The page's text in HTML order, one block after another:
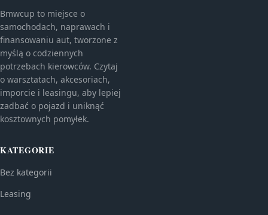
Bmwcup to miejsce o
samochodach, naprawach i
finansowaniu aut, tworzone z
myślą o codziennych
potrzebach kierowców. Czytaj
o warsztatach, akcesoriach,
imporcie i leasingu, aby lepiej
zadbać o pojazd i uniknąć
kosztownych pomyłek.
KATEGORIE
Bez kategorii
Leasing